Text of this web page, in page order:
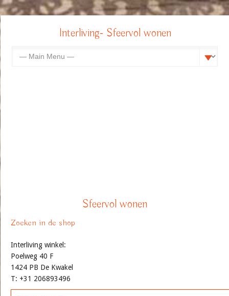
Interliving- Sfeervol wonen
Sfeervol wonen
Zoeken in de shop
Interliving winkel:
Poelweg 40 F
1424 PB De Kwakel
T: +31 206893496